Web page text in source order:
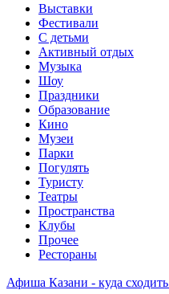
Выставки
Фестивали
С детьми
Активный отдых
Музыка
Шоу
Праздники
Образование
Кино
Музеи
Парки
Погулять
Туристу
Театры
Пространства
Клубы
Прочее
Рестораны
Афиша Казани - куда сходить